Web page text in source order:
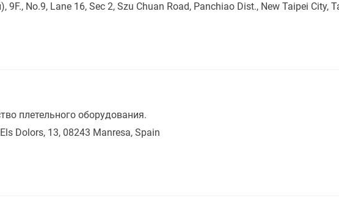
9F., No.9, Lane 16, Sec 2, Szu Chuan Road, Panchiao Dist., New Taipei City,
плетельного оборудования.
Dolors, 13, 08243 Manresa, Spain